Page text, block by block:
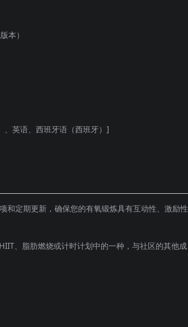
本）
、英语、西班牙语（西班牙）]
和定期更新，确保您的有氧锻炼具有互动性、激励性
、脂肪燃烧或计时计划中的一种，与社区的其他成